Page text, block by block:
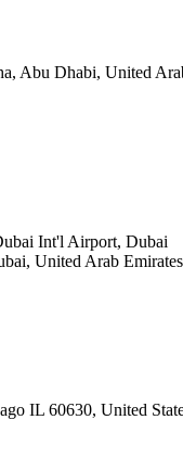
Abu Dhabi, United
Int'l Airport, Dubai
United Arab Emirates
IL 60630, United